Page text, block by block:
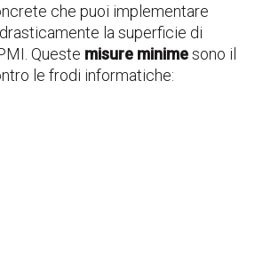
che puoi implementare
la superficie di
Queste misure minimesono il
le frodi informatiche: